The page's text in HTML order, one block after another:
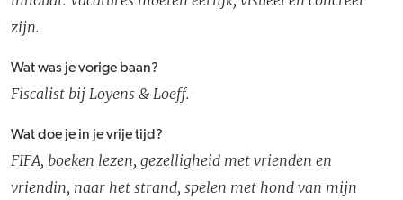
zijn.
Wat was je vorige baan?
Fiscalist bij Loyens & Loeff.
Wat doe je in je vrije tijd?
FIFA, boeken lezen, gezelligheid met vrienden en
vriendin, naar het strand, spelen met hond van mijn